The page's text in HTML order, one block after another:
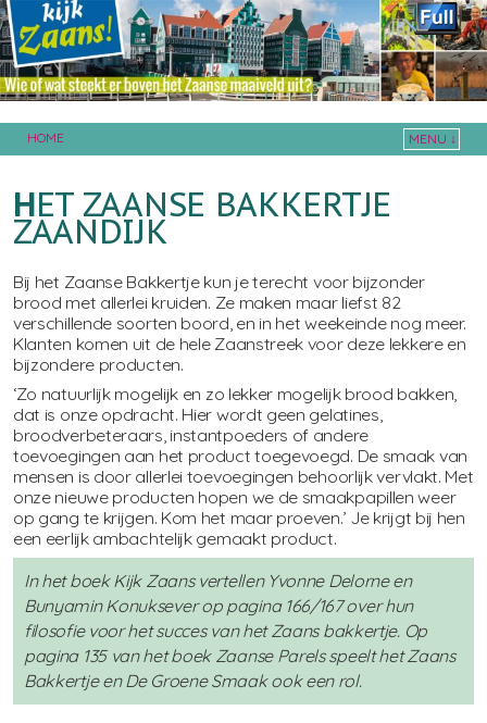
HOME
MENU ↓
HET ZAANSE BAKKERTJE
ZAANDIJK
Bij het Zaanse Bakkertje kun je terecht voor bijzonder
brood met allerlei kruiden. Ze maken maar liefst 82
verschillende soorten boord, en in het weekeinde nog meer.
Klanten komen uit de hele Zaanstreek voor deze lekkere en
bijzondere producten.
‘Zo natuurlijk mogelijk en zo lekker mogelijk brood bakken,
dat is onze opdracht. Hier wordt geen gelatines,
broodverbeteraars, instantpoeders of andere
toevoegingen aan het product toegevoegd. De smaak van
mensen is door allerlei toevoegingen behoorlijk vervlakt. Met
onze nieuwe producten hopen we de smaakpapillen weer
op gang te krijgen. Kom het maar proeven.’ Je krijgt bij hen
een eerlijk ambachtelijk gemaakt product.
In het boek Kijk Zaans vertellen Yvonne Delorne en
Bunyamin Konuksever op pagina 166/167 over hun
filosofie voor het succes van het Zaans bakkertje. Op
pagina 135 van het boek Zaanse Parels speelt het Zaans
Bakkertje en De Groene Smaak ook een rol.